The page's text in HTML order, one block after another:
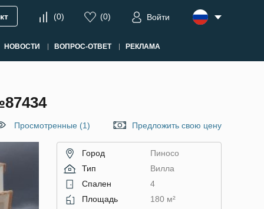
(0) (0) Войти
НОВОСТИ ВОПРОС-ОТВЕТ РЕКЛАМА
Просмотренные (1) Предложить свою цену
Город
Пиносо
Тип
Вилла
Спален
4
Площадь
180 м²